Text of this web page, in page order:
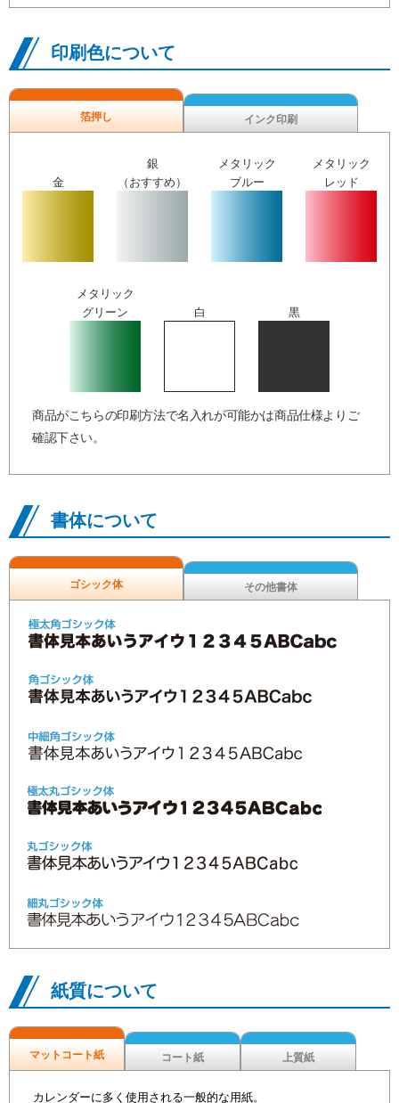
印刷色について
箔押し インク印刷
金
銀
（おすすめ）
メタリック
ブルー
メタリック
レッド
メタリック
グリーン
白 黒
商品がこちらの印刷方法で名入れが可能かは商品仕様よりご
確認下さい。
書体について
ゴシック体 その他書体
紙質について
マットコート紙 コート紙 上質紙
カレンダーに多く使用される一般的な用紙。